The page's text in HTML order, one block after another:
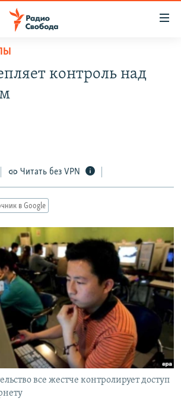
РАССЫЛКУ
контроль над
Читать без VPN
в Google
все жестче контролирует доступ